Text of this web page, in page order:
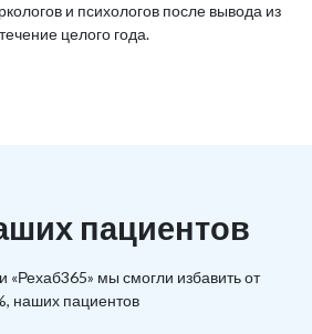
и психологов после вывода из
целого года.
пациентов
«Рехаб365» мы смогли избавить от
наших пациентов